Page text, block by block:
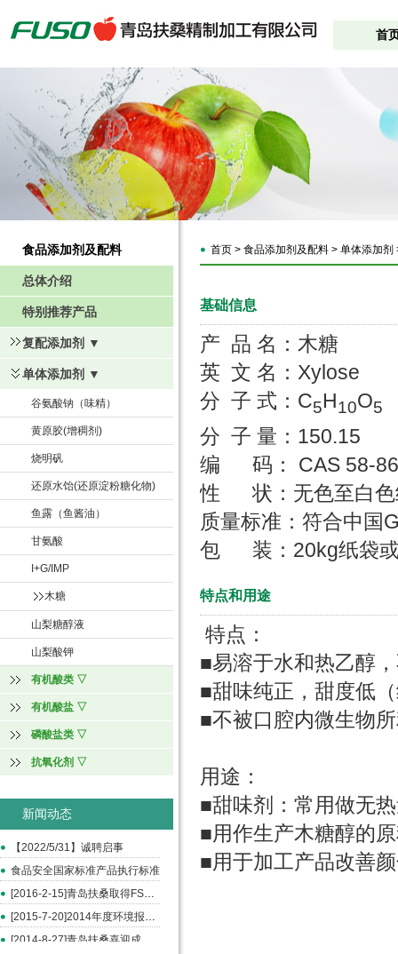
首
食品添加剂及配料
总体介绍
特别推荐产品
复配添加剂 ▼
单体添加剂 ▼
谷氨酸钠（味精）
黄原胶(增稠剂)
烧明矾
还原水饴(还原淀粉糖化物)
鱼露（鱼酱油）
甘氨酸
I+G/IMP
木糖
山梨糖醇液
山梨酸钾
有机酸类 ▽
有机酸盐 ▽
磷酸盐类 ▽
抗氧化剂 ▽
新闻动态
【2022/5/31】诚聘启事
食品安全国家标准产品执行标准
[2016-2-15]青岛扶桑取得FSSC和ISO22000认证
[2015-7-20]2014年度环境报告书
首页 > 食品添加剂及配料 > 单体添加剂
基础信息
产 品 名：木糖
英 文 名：Xylose
分 子 式：C5H10O5
分 子 量：150.15
编 码： CAS 58-
性 状：无色至白色
质量标准：符合中国
包 装：20kg纸袋或
特点和用途
特点：
■易溶于水和热乙醇
■甜味纯正，甜度低
■不被口腔内微生物
用途：
■甜味剂：常用做无
■用作生产木糖醇的
■用于加工产品改善